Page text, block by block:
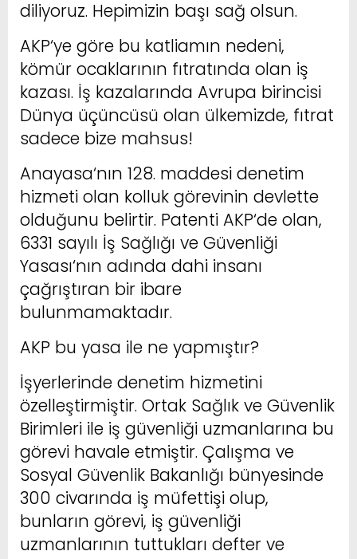
diliyoruz. Hepimizin başı sağ olsun.
AKP‘ye göre bu katliamın nedeni,
kömür ocaklarının fıtratında olan iş
kazası. İş kazalarında Avrupa birincisi
Dünya üçüncüsü olan ülkemizde, fıtrat
sadece bize mahsus!
Anayasa‘nın 128. maddesi denetim
hizmeti olan kolluk görevinin devlette
olduğunu belirtir. Patenti AKP‘de olan,
6331 sayılı İş Sağlığı ve Güvenliği
Yasası‘nın adında dahi insanı
çağrıştıran bir ibare
bulunmamaktadır.
AKP bu yasa ile ne yapmıştır?
İşyerlerinde denetim hizmetini
özelleştirmiştir. Ortak Sağlık ve Güvenlik
Birimleri ile iş güvenliği uzmanlarına bu
görevi havale etmiştir. Çalışma ve
Sosyal Güvenlik Bakanlığı bünyesinde
300 civarında iş müfettişi olup,
bunların görevi, iş güvenliği
uzmanlarının tuttukları defter ve